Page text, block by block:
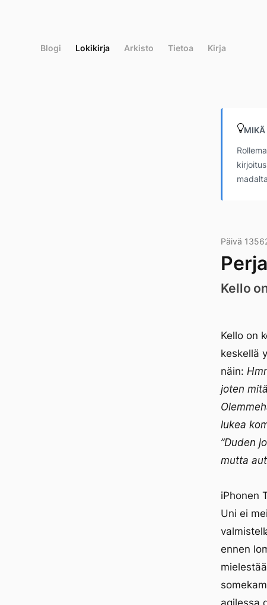
Blogi Lokikirja Arkisto Tietoa Kirja
MIKÄ
Päivä
Kello
Kello on
keskellä
näin:
joten
lukea
”Duden
mutta
iPhonen
Uni ei
ennen
agilessa